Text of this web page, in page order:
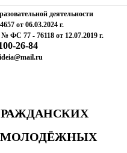
деятельности
от 06.03.2024 г.
ФС 77 - 76118 от 12.07.2019 г.
26-84